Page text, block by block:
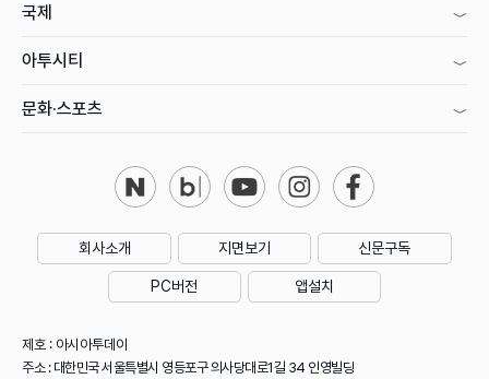
국제
아투시티
문화·스포츠
회사소개 지면보기 신문구독
PC버전 앱설치
제호 : 아시아투데이
주소 : 대한민국 서울특별시 영등포구 의사당대로1길 34 인영빌딩